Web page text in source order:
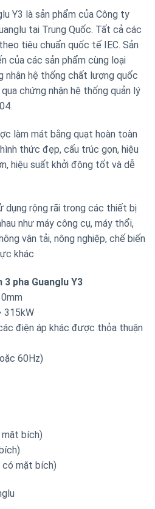
Y3 là sản phẩm của Công ty
tại Trung Quốc. Tất cả các
tiêu chuẩn quốc tế IEC. Sản
của các sản phẩm cùng loại
nhận hệ thống chất lượng quốc
chứng nhận hệ thống quản lý
làm mát bằng quạt hoàn toàn
thức đẹp, cấu trúc gọn, hiệu
hiệu suất khởi động tốt và dễ
dụng rộng rãi trong các thiết bị
như máy công cụ, máy thổi,
vận tải, nông nghiệp, chế biến
khác
pha Guanglu Y3
315kW
điện áp khác được thỏa thuận
60Hz)
mặt bích)
có mặt bích)